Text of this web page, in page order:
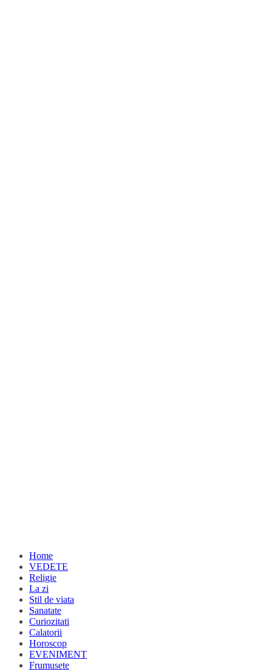
Home
VEDETE
Religie
La zi
Stil de viata
Sanatate
Curiozitati
Calatorii
Horoscop
EVENIMENT
Frumusete